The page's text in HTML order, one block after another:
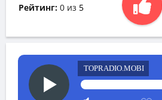
Рейтинг: 0из 5
TOPRADIO.MOBI